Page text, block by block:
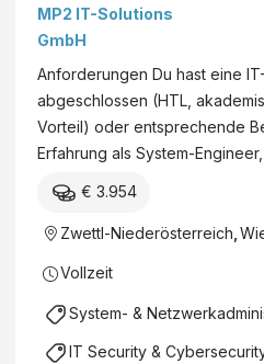
NÖ/Zwettl und
Salzburg - MP2
IT
MP2 IT-Solutions
GmbH
Anforderungen Du hast eine
abgeschlossen (HTL,
Vorteil) oder entsprechende
Erfahrung als System-
€ 3.954
Zwettl-Niederösterreich
Vollzeit
System- &
IT Security &